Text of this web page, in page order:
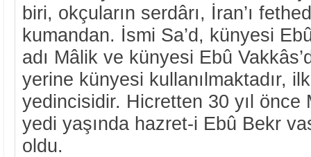
biri, okçuların serdârı, İran’ı
kumandan. İsmi Sa’d, künyesi
adı Mâlik ve künyesi Ebû
yerine künyesi kullanılmaktadır,
yedincisidir. Hicretten 30 yıl önce
yedi yaşında hazret-i Ebû Bekr
oldu.